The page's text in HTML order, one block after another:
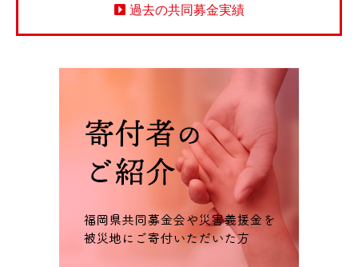
過去の共同募金実績